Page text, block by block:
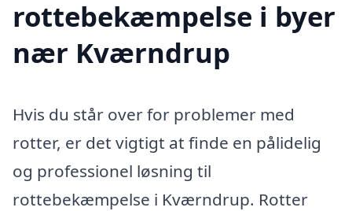
rottebekæmpelse i byer
nær Kværndrup
Hvis du står over for problemer med
rotter, er det vigtigt at finde en pålidelig
og professionel løsning til
rottebekæmpelse i Kværndrup. Rotter